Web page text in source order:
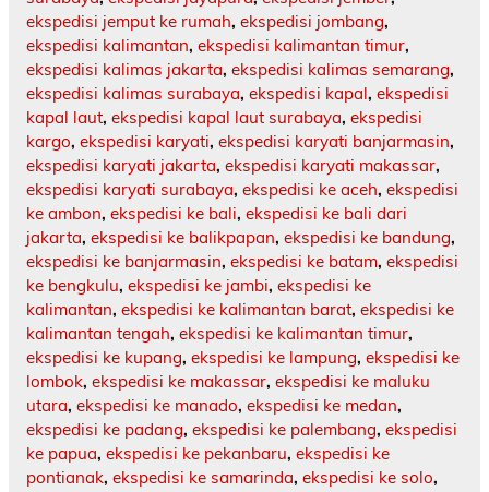
ekspedisi jemput ke rumah, ekspedisi jombang,
ekspedisi kalimantan, ekspedisi kalimantan timur,
ekspedisi kalimas jakarta, ekspedisi kalimas semarang,
ekspedisi kalimas surabaya, ekspedisi kapal, ekspedisi
kapal laut, ekspedisi kapal laut surabaya, ekspedisi
kargo, ekspedisi karyati, ekspedisi karyati banjarmasin,
ekspedisi karyati jakarta, ekspedisi karyati makassar,
ekspedisi karyati surabaya, ekspedisi ke aceh, ekspedisi
ke ambon, ekspedisi ke bali, ekspedisi ke bali dari
jakarta, ekspedisi ke balikpapan, ekspedisi ke bandung,
ekspedisi ke banjarmasin, ekspedisi ke batam, ekspedisi
ke bengkulu, ekspedisi ke jambi, ekspedisi ke
kalimantan, ekspedisi ke kalimantan barat, ekspedisi ke
kalimantan tengah, ekspedisi ke kalimantan timur,
ekspedisi ke kupang, ekspedisi ke lampung, ekspedisi ke
lombok, ekspedisi ke makassar, ekspedisi ke maluku
utara, ekspedisi ke manado, ekspedisi ke medan,
ekspedisi ke padang, ekspedisi ke palembang, ekspedisi
ke papua, ekspedisi ke pekanbaru, ekspedisi ke
pontianak, ekspedisi ke samarinda, ekspedisi ke solo,